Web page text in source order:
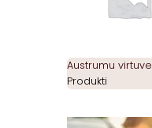
Austrumu virtuve
Produkti